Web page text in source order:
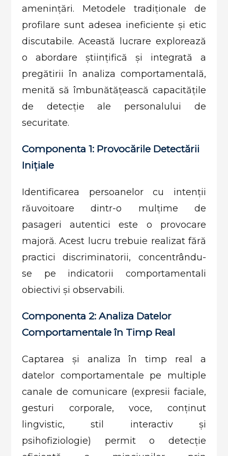
amenințări. Metodele tradiționale de
profilare sunt adesea ineficiente și etic
discutabile. Această lucrare explorează
o abordare științifică și integrată a
pregătirii în analiza comportamentală,
menită să îmbunătățească capacitățile
de detecție ale personalului de
securitate.
Componenta 1: Provocările Detectării
Inițiale
Identificarea persoanelor cu intenții
răuvoitoare dintr-o mulțime de
pasageri autentici este o provocare
majoră. Acest lucru trebuie realizat fără
practici discriminatorii, concentrându-
se pe indicatorii comportamentali
obiectivi și observabili.
Componenta 2: Analiza Datelor
Comportamentale în Timp Real
Captarea și analiza în timp real a
datelor comportamentale pe multiple
canale de comunicare (expresii faciale,
gesturi corporale, voce, conținut
lingvistic, stil interactiv și
psihofiziologie) permit o detecție